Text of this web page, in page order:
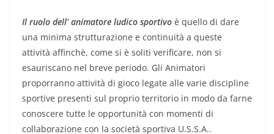
Il ruolo dell’ animatore ludico sportivo è quello di dare
una minima strutturazione e continuità a queste
attività affinchè, come si è soliti verificare, non si
esauriscano nel breve periodo. Gli Animatori
proporranno attività di gioco legate alle varie discipline
sportive presenti sul proprio territorio in modo da farne
conoscere tutte le opportunità con momenti di
collaborazione con la società sportiva U.S.S.A..